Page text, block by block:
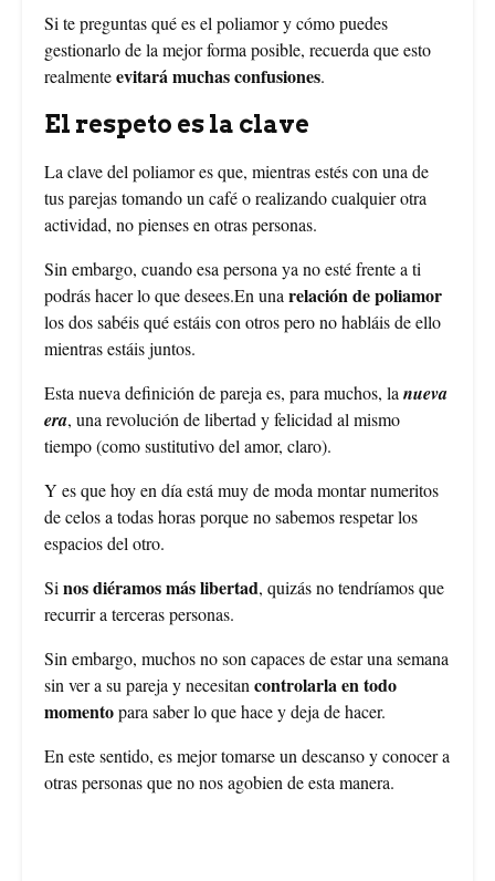
Si te preguntas qué es el poliamor y cómo puedes
gestionarlo de la mejor forma posible, recuerda que esto
realmenteevitará muchas confusiones.
El respeto es la clave
La clave del poliamor es que, mientras estés con una de
tus parejas tomando un café o realizando cualquier otra
actividad, no pienses en otras personas.
Sin embargo, cuando esa persona ya no esté frente a ti
podrás hacer lo que desees.En una relación de poliamor
los dos sabéis qué estáis con otros pero no habláis de ello
mientras estáis juntos.
Esta nueva definición de pareja es, para muchos, la nueva
era, una revolución de libertad y felicidad al mismo
tiempo (como sustitutivo del amor, claro).
Y es que hoy en día está muy de moda montar numeritos
de celos a todas horas porque no sabemos respetar los
espacios del otro.
Si nos diéramos más libertad, quizás no tendríamos que
recurrir a terceras personas.
Sin embargo, muchos no son capaces de estar una semana
sin ver a su pareja y necesitan controlarla en todo
momentopara saber lo que hace y deja de hacer.
En este sentido, es mejor tomarse un descanso y conocer a
otras personas que no nos agobien de esta manera.